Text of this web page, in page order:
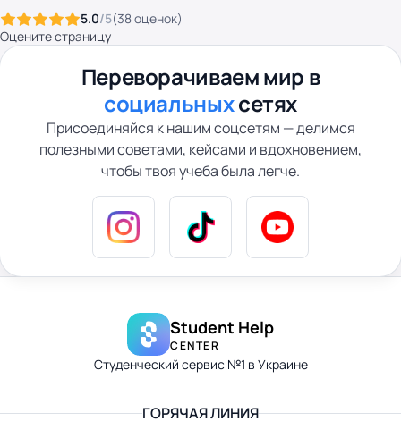
5.0/5(38оценок)
Оцените страницу
Переворачиваем мир в
социальныхсетях
Присоединяйся к нашим соцсетям — делимся
полезными советами, кейсами и вдохновением,
чтобы твоя учеба была легче.
Student Help
CENTER
Студенческий сервис №1 в Украине
ГОРЯЧАЯ ЛИНИЯ